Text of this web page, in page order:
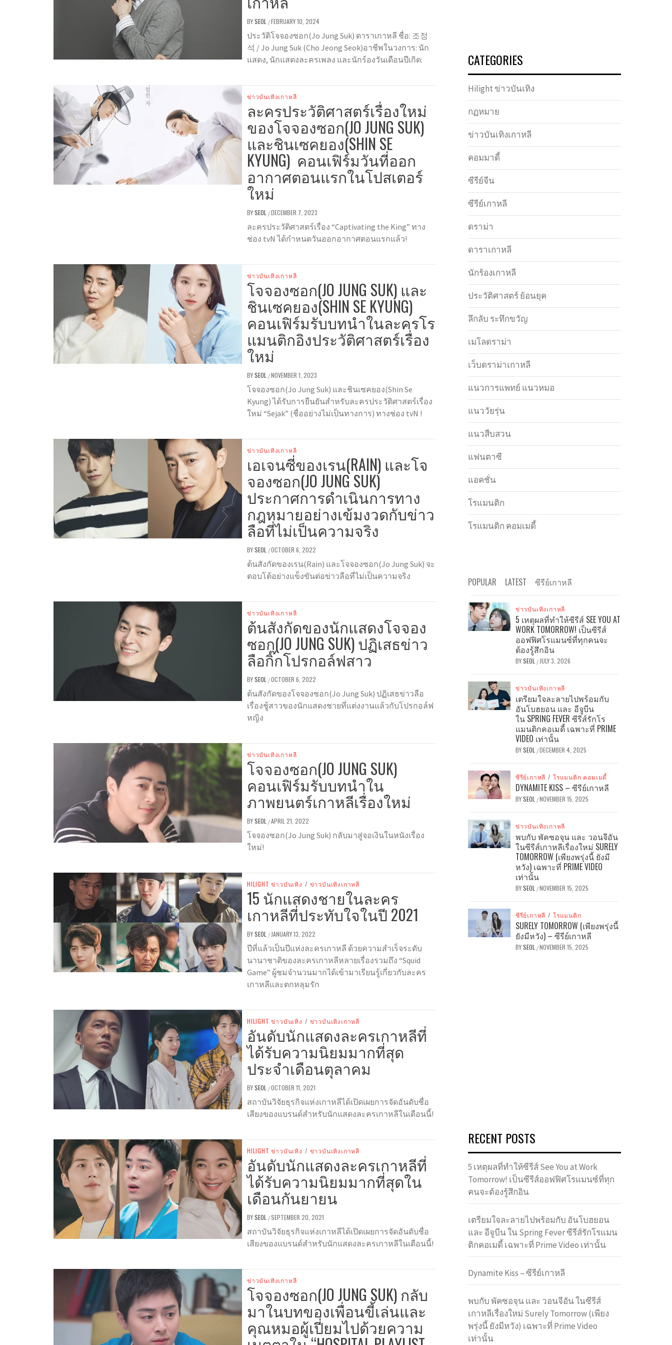
BYSEOL /FEBRUARY 10, 2024
ประวัติโจจองซอก(Jo Jung Suk) ดาราเกาหลี ชื่อ: 조정
석 / Jo Jung Suk (Cho Jeong Seok)อาชีพในวงการ: นัก
แสดง, นักแสดงละครเพลง และนักร้องวันเดือนปีเกิด:
ข่าวบันเทิงเกาหลี
ละครประวัติศาสตร์เรื่องใหม่
ของโจจองซอก(JO JUNG SUK)
และชินเซคยอง(SHIN SE
KYUNG) คอนเฟิร์มวันที่ออก
อากาศตอนแรกในโปสเตอร์
ใหม่
BYSEOL /DECEMBER 7, 2023
ละครประวัติศาสตร์เรื่อง “Captivating the King” ทาง
ช่อง tvN ได้กำหนดวันออกอากาศตอนแรกแล้ว!
ข่าวบันเทิงเกาหลี
โจจองซอก(JO JUNG SUK) และ
ชินเซคยอง(SHIN SE KYUNG)
คอนเฟิร์มรับบทนำในละครโร
แมนติกอิงประวัติศาสตร์เรื่อง
ใหม่
BYSEOL /NOVEMBER 1, 2023
โจจองซอก(Jo Jung Suk) และชินเซคยอง(Shin Se
Kyung) ได้รับการยืนยันสำหรับละครประวัติศาสตร์เรื่อง
ใหม่ “Sejak” (ชื่ออย่างไม่เป็นทางการ) ทางช่อง tvN !
ข่าวบันเทิงเกาหลี
เอเจนซี่ของเรน(RAIN) และโจ
จองซอก(JO JUNG SUK)
ประกาศการดำเนินการทาง
กฎหมายอย่างเข้มงวดกับข่าว
ลือที่ไม่เป็นความจริง
BYSEOL /OCTOBER 6, 2022
ต้นสังกัดของเรน(Rain) และโจจองซอก(Jo Jung Suk) จะ
ตอบโต้อย่างแข็งขันต่อข่าวลือที่ไม่เป็นความจริง
ข่าวบันเทิงเกาหลี
ต้นสังกัดของนักแสดงโจจอง
ซอก(JO JUNG SUK) ปฏิเสธข่าว
ลือกิ๊กโปรกอล์ฟสาว
BYSEOL /OCTOBER 6, 2022
ต้นสังกัดของโจจองซอก(Jo Jung Suk) ปฏิเสธข่าวลือ
เรื่องชู้สาวของนักแสดงชายที่แต่งงานแล้วกับโปรกอล์ฟ
หญิง
ข่าวบันเทิงเกาหลี
โจจองซอก(JO JUNG SUK)
คอนเฟิร์มรับบทนำใน
ภาพยนตร์เกาหลีเรื่องใหม่
BYSEOL /APRIL 21, 2022
โจจองซอก(Jo Jung Suk) กลับมาสู่จอเงินในหนังเรื่อง
ใหม่!
HILIGHT ข่าวบันเทิง / ข่าวบันเทิงเกาหลี
15 นักแสดงชายในละคร
เกาหลีที่ประทับใจในปี 2021
BYSEOL / JANUARY 13, 2022
ปีที่แล้วเป็นปีแห่งละครเกาหลี ด้วยความสำเร็จระดับ
นานาชาติของละครเกาหลีหลายเรื่องรวมถึง “Squid
Game” ผู้ชมจำนวนมากได้เข้ามาเรียนรู้เกี่ยวกับละคร
เกาหลีและตกหลุมรัก
HILIGHT ข่าวบันเทิง / ข่าวบันเทิงเกาหลี
อันดับนักแสดงละครเกาหลีที่
ได้รับความนิยมมากที่สุด
ประจำเดือนตุลาคม
BYSEOL /OCTOBER 11, 2021
สถาบันวิจัยธุรกิจแห่งเกาหลีได้เปิดเผยการจัดอันดับชื่อ
เสียงของแบรนด์สำหรับนักแสดงละครเกาหลีในเดือนนี้!
HILIGHT ข่าวบันเทิง / ข่าวบันเทิงเกาหลี
อันดับนักแสดงละครเกาหลีที่
ได้รับความนิยมมากที่สุดใน
เดือนกันยายน
BYSEOL /SEPTEMBER 20, 2021
สถาบันวิจัยธุรกิจแห่งเกาหลีได้เปิดเผยการจัดอันดับชื่อ
เสียงของแบรนด์สำหรับนักแสดงละครเกาหลีในเดือนนี้!
ข่าวบันเทิงเกาหลี
โจจองซอก(JO JUNG SUK) กลับ
มาในบทของเพื่อนขี้เล่นและ
คุณหมอผู้เปี่ยมไปด้วยความ
CATEGORIES
Hilight ข่าวบันเทิง
กฏหมาย
ข่าวบันเทิงเกาหลี
คอมมาดี้
ซีรีย์จีน
ซีรีย์เกาหลี
ดราม่า
ดาราเกาหลี
นักร้องเกาหลี
ประวัติศาสตร์ ย้อนยุค
ลึกลับ ระทึกขวัญ
เมโลดราม่า
เว็บดราม่าเกาหลี
แนวการแพทย์ แนวหมอ
แนววัยรุ่น
แนวสืบสวน
แฟนตาซี
แอคชั่น
โรแมนติก
โรแมนติก คอมเมดี้
POPULAR LATEST ซีรีย์เกาหลี
ข่าวบันเทิงเกาหลี
5 เหตุผลที่ทำให้ซีรีส์ SEE YOU AT
WORK TOMORROW! เป็นซีรีส์
ออฟฟิศโรแมนซ์ที่ทุกคนจะ
ต้องรู้สึกอิน
BYSEOL / JULY 3, 2026
ข่าวบันเทิงเกาหลี
เตรียมใจละลายไปพร้อมกับ
อันโบฮยอน และ อีจูบีน
ใน SPRING FEVER ซีรีส์รักโร
แมนติกคอเมดี้ เฉพาะที่ PRIME
VIDEO เท่านั้น
BYSEOL /DECEMBER 4, 2025
ซีรีย์เกาหลี / โรแมนติก คอมเมดี้
DYNAMITE KISS – ซีรีย์เกาหลี
BYSEOL /NOVEMBER 15, 2025
ข่าวบันเทิงเกาหลี
พบกับ พัคซอจุน และ วอนจีอัน
ในซีรีส์เกาหลีเรื่องใหม่ SURELY
TOMORROW (เพียงพรุ่งนี้ ยังมี
หวัง) เฉพาะที่ PRIME VIDEO
เท่านั้น
BYSEOL /NOVEMBER 15, 2025
ซีรีย์เกาหลี / โรแมนติก
SURELY TOMORROW (เพียงพรุ่งนี้
ยังมีหวัง) – ซีรีย์เกาหลี
BYSEOL /NOVEMBER 15, 2025
RECENT POSTS
5 เหตุผลที่ทำให้ซีรีส์ See You at Work
Tomorrow! เป็นซีรีส์ออฟฟิศโรแมนซ์ที่ทุก
คนจะต้องรู้สึกอิน
เตรียมใจละลายไปพร้อมกับ อันโบฮยอน
และ อีจูบีน ใน Spring Fever ซีรีส์รักโรแมน
ติกคอเมดี้ เฉพาะที่ Prime Video เท่านั้น
Dynamite Kiss – ซีรีย์เกาหลี
พบกับ พัคซอจุน และ วอนจีอัน ในซีรีส์
เกาหลีเรื่องใหม่ Surely Tomorrow (เพียง
พรุ่งนี้ ยังมีหวัง) เฉพาะที่ Prime Video
เท่านั้น